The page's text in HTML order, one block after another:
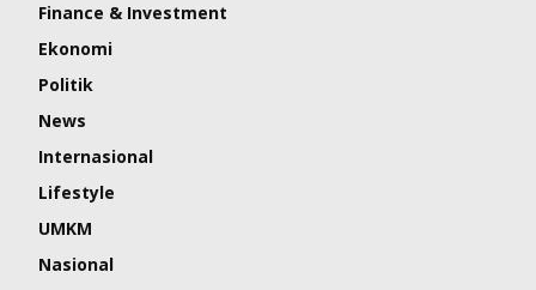
Finance & Investment
Ekonomi
Politik
News
Internasional
Lifestyle
UMKM
Nasional